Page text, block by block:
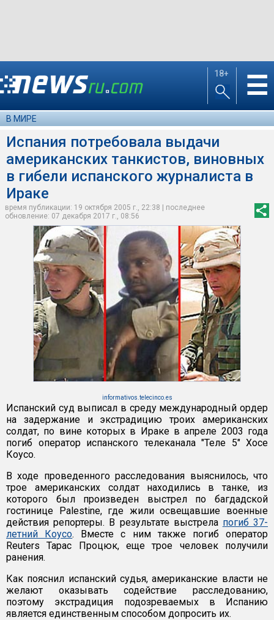
18+ ☰
В МИРЕ
Испания потребовала выдачи
американских танкистов, виновных
в гибели испанского журналиста в
Ираке
время публикации: 19 октября 2005 г., 22:38 | последнее
обновление: 07 декабря 2017 г., 08:56
informativos.telecinco.es
Испанский суд выписал в среду международный ордер
на задержание и экстрадицию троих американских
солдат, по вине которых в Ираке в апреле 2003 года
погиб оператор испанского телеканала "Теле 5" Хосе
Коусо.
В ходе проведенного расследования выяснилось, что
трое американских солдат находились в танке, из
которого был произведен выстрел по багдадской
гостинице Palestine, где жили освещавшие военные
действия репортеры. В результате выстрела погиб 37-
летний Коусо. Вместе с ним также погиб оператор
Reuters Тарас Процюк, еще трое человек получили
ранения.
Как пояснил испанский судья, американские власти не
желают оказывать содействие расследованию,
поэтому экстрадиция подозреваемых в Испанию
является единственным способом допросить их.